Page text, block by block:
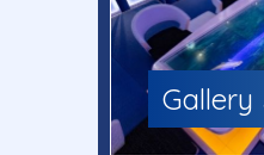
Gallery